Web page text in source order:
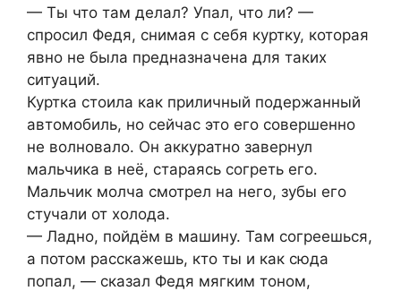
— Ты что там делал? Упал, что ли? —
спросил Федя, снимая с себя куртку, которая
явно не была предназначена для таких
ситуаций.
Куртка стоила как приличный подержанный
автомобиль, но сейчас это его совершенно
не волновало. Он аккуратно завернул
мальчика в неё, стараясь согреть его.
Мальчик молча смотрел на него, зубы его
стучали от холода.
— Ладно, пойдём в машину. Там согреешься,
а потом расскажешь, кто ты и как сюда
попал, — сказал Федя мягким тоном,